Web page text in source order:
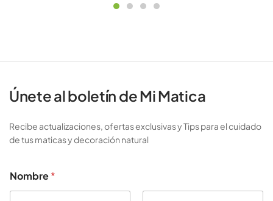
Únete al boletín de Mi Matica
Recibe actualizaciones, ofertas exclusivas y Tips para el cuidado
de tus maticas y decoración natural
Nombre*